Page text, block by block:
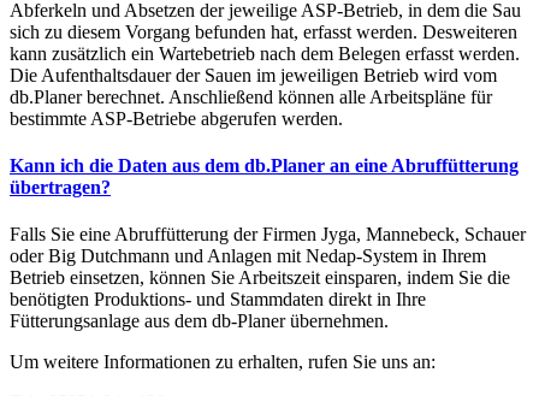
Abferkeln und Absetzen der jeweilige ASP-Betrieb, in dem die Sau
sich zu diesem Vorgang befunden hat, erfasst werden. Desweiteren
kann zusätzlich ein Wartebetrieb nach dem Belegen erfasst werden.
Die Aufenthaltsdauer der Sauen im jeweiligen Betrieb wird vom
db.Planer berechnet. Anschließend können alle Arbeitspläne für
bestimmte ASP-Betriebe abgerufen werden.
Kann ich die Daten aus dem db.Planer an eine Abruffütterung
übertragen?
Falls Sie eine Abruffütterung der Firmen Jyga, Mannebeck, Schauer
oder Big Dutchmann und Anlagen mit Nedap-System in Ihrem
Betrieb einsetzen, können Sie Arbeitszeit einsparen, indem Sie die
benötigten Produktions- und Stammdaten direkt in Ihre
Fütterungsanlage aus dem db-Planer übernehmen.
Um weitere Informationen zu erhalten, rufen Sie uns an: